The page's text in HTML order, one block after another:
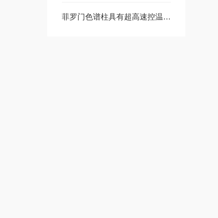
菲罗门色谱柱具有超高速控温能力